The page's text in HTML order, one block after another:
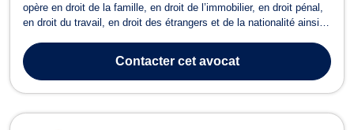
opère en droit de la famille, en droit de l’immobilier, en droit pénal,
en droit du travail, en droit des étrangers et de la nationalité ainsi
GUEUYOU vous propose conseils et assistance pour toutes
procédures relati...
Contactercet avocat